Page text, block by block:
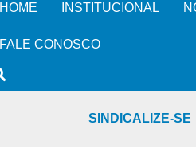
HOME INSTITUCIONAL
FALE CONOSCO
SINDICALIZE-SE